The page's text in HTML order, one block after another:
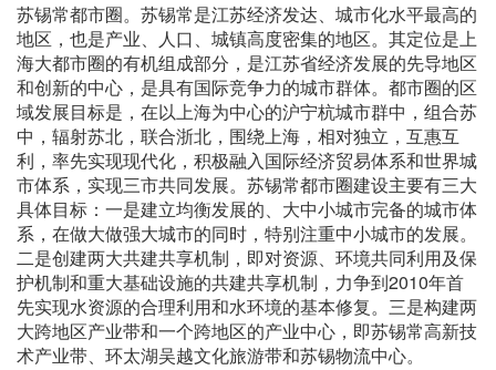
苏锡常都市圈。苏锡常是江苏经济发达、城市化水平最高的
地区，也是产业、人口、城镇高度密集的地区。其定位是上
海大都市圈的有机组成部分，是江苏省经济发展的先导地区
和创新的中心，是具有国际竞争力的城市群体。都市圈的区
域发展目标是，在以上海为中心的沪宁杭城市群中，组合苏
中，辐射苏北，联合浙北，围绕上海，相对独立，互惠互
利，率先实现现代化，积极融入国际经济贸易体系和世界城
市体系，实现三市共同发展。苏锡常都市圈建设主要有三大
具体目标：一是建立均衡发展的、大中小城市完备的城市体
系，在做大做强大城市的同时，特别注重中小城市的发展。
二是创建两大共建共享机制，即对资源、环境共同利用及保
护机制和重大基础设施的共建共享机制，力争到2010年首
先实现水资源的合理利用和水环境的基本修复。三是构建两
大跨地区产业带和一个跨地区的产业中心，即苏锡常高新技
术产业带、环太湖吴越文化旅游带和苏锡物流中心。